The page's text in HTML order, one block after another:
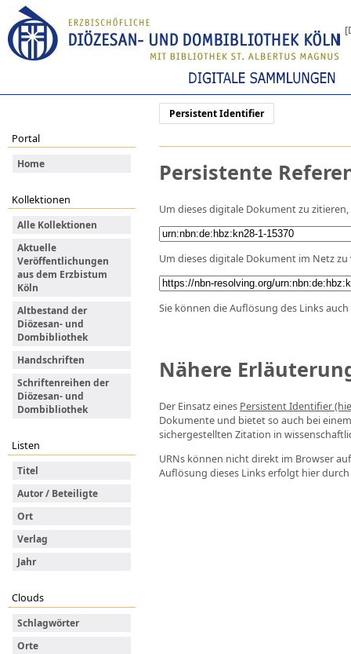
Persistent Identifier
Portal
Home
Kollektionen
Alle Kollektionen
Aktuelle
Veröffentlichungen
aus dem Erzbistum
Köln
Altbestand der
Diözesan- und
Dombibliothek
Handschriften
Schriftenreihen der
Diözesan- und
Dombibliothek
Listen
Titel
Autor / Beteiligte
Ort
Verlag
Jahr
Clouds
Schlagwörter
Orte
Persistente
Um dieses digitale Dokument zu
Um dieses digitale Dokument im Netz
Sie können die Auflösung des Links
Nähere
Der Einsatz eines Persistent Identifier
Dokumente und bietet so auch bei
sichergestellten Zitation in
URNs können nicht direkt im Browser
Auflösung dieses Links erfolgt hier